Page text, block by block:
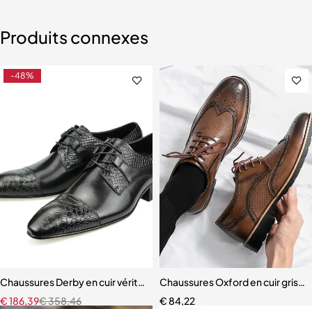
Produits connexes
-48%
Chaussures Derby en cuir véritable pour hommes, chaussures
€358,46
€186,39
Chaussures Oxford en cuir gris
€ 84,22